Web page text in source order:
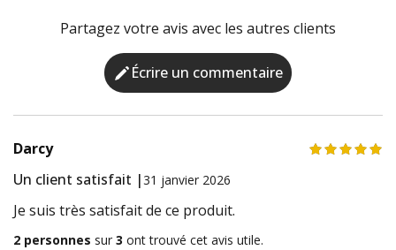
Partagez votre avis avec les autres clients
Écrire un commentaire
Darcy
Un client satisfait |31 janvier 2026
Je suis très satisfait de ce produit.
2 personnes sur 3 ont trouvé cet avis utile.